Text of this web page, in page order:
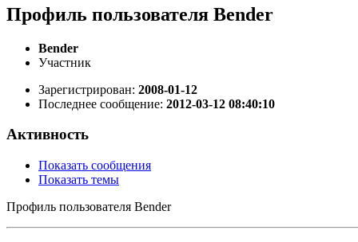
Профиль пользователя Bender
Bender
Участник
Зарегистрирован: 2008-01-12
Последнее сообщение: 2012-03-12 08:40:10
Активность
Показать сообщения
Показать темы
Профиль пользователя Bender